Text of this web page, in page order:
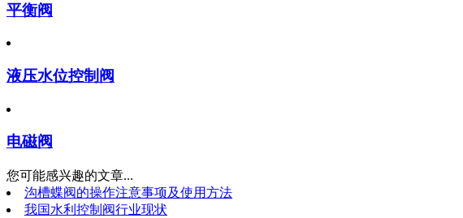
平衡阀
液压水位控制阀
电磁阀
您可能感兴趣的文章...
沟槽蝶阀的操作注意事项及使用方法
我国水利控制阀行业现状